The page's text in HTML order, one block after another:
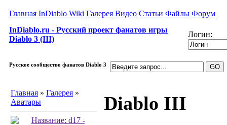
Главная InDiablo Wiki Галерея Видео Статьи Файлы Форум
InDiablo.ru - Русский проект фанатов игры
Diablo 3 (III)
Логин:
Русское сообщество фанатов Diablo 3
Главная » Галерея »
Аватары
Diablo III